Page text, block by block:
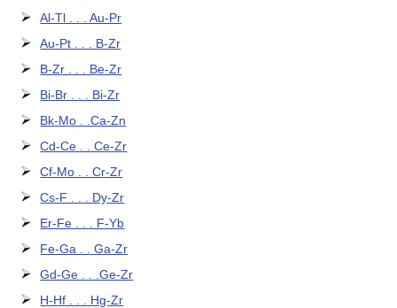
Al-Tl . . . Au-Pr
Au-Pt . . . B-Zr
B-Zr . . . Be-Zr
Bi-Br . . . Bi-Zr
Bk-Mo . .Ca-Zn
Cd-Ce . . Ce-Zr
Cf-Mo . . Cr-Zr
Cs-F . . . Dy-Zr
Er-Fe . . . F-Yb
Fe-Ga . . Ga-Zr
Gd-Ge . . .Ge-Zr
H-Hf . . . Hg-Zr